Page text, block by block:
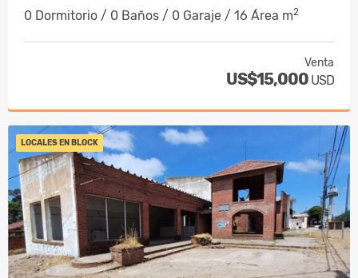
0 Dormitorio / 0 Baños / 0 Garaje / 16 Área m2
Venta
US$15,000 USD
LOCALES EN BLOCK